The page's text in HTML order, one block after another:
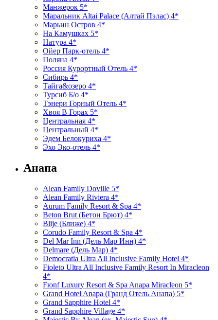
Манжерок 5*
Маральник Altai Palace (Алтай Пэлас) 4*
Марьин Остров 4*
На Камушках 5*
Натура 4*
Ойер Парк-отель 4*
Поляна 4*
Россия Курортный Отель 4*
Сибирь 4*
Тайга&озеро 4*
Турсиб Б/о 4*
Тэнери Горный Отель 4*
Хвоя В Горах 5*
Центральная 4*
Центральный 4*
Эдем Белокуриха 4*
Эхо Эко-отель 4*
Анапа
Alean Family Doville 5*
Alean Family Riviera 4*
Aurum Family Resort & Spa 4*
Beton Brut (Бетон Брют) 4*
Blije (Ближе) 4*
Corudo Family Resort & Spa 4*
Del Mar Inn (Дель Мар Инн) 4*
Delmare (Дель Мар) 4*
Democratia Ultra All Inclusive Family Hotel 4*
Fioleto Ultra All Inclusive Family Resort In Miracleon
4*
Fюnf Luxury Resort & Spa Anapa Miracleon 5*
Grand Hotel Anapa (Гранд Отель Анапа) 5*
Grand Sapphire Hotel 4*
Grand Sapphire Village 4*